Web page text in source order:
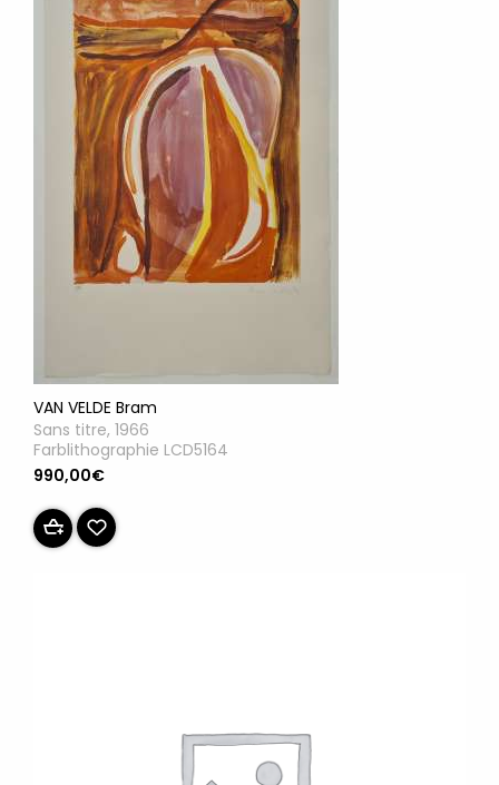
VAN VELDE Bram
Sans titre, 1966
Farblithographie LCD5164
990,00€